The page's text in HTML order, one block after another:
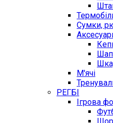
Сумки,
М'ячі
РЕГБІ
Ігрова